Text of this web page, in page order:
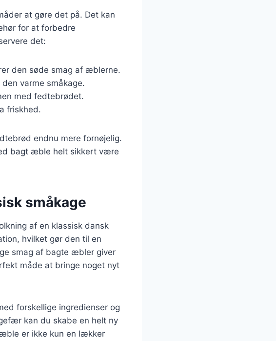
at gøre det på. Det kan
for at forbedre
det:
den søde smag af æblerne.
varme småkage.
med fedtebrødet.
friskhed.
endnu mere fornøjelig.
bagt æble helt sikkert være
småkage
af en klassisk dansk
hvilket gør den til en
smag af bagte æbler giver
måde at bringe noget nyt
forskellige ingredienser og
kan du skabe en helt ny
er ikke kun en lækker